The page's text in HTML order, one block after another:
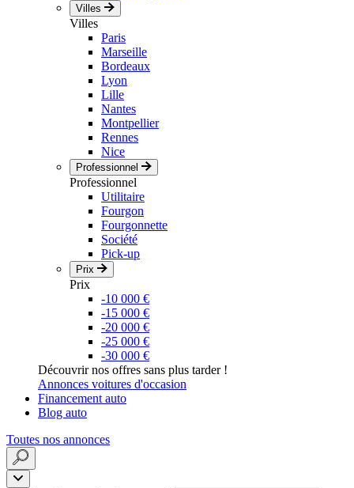
Villes
Villes
Paris
Marseille
Bordeaux
Lyon
Lille
Nantes
Montpellier
Rennes
Nice
Professionnel
Professionnel
Utilitaire
Fourgon
Fourgonnette
Société
Pick-up
Prix
Prix
-10 000 €
-15 000 €
-20 000 €
-25 000 €
-30 000 €
Découvrir nos offres sans plus tarder !
Annonces voitures d'occasion
Financement auto
Blog auto
Toutes nos annonces